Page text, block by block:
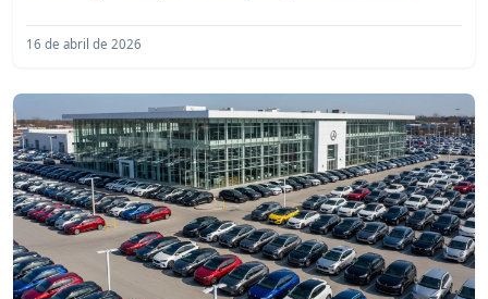
16 de abril de 2026